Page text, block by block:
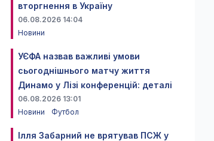
вторгнення в Україну
06.08.2026 14:04
Новини
УЄФА назвав важливі умови
сьогоднішнього матчу життя
Динамо у Лізі конференцій: деталі
06.08.2026 13:01
Новини
Футбол
Ілля Забарний не врятував ПСЖ у